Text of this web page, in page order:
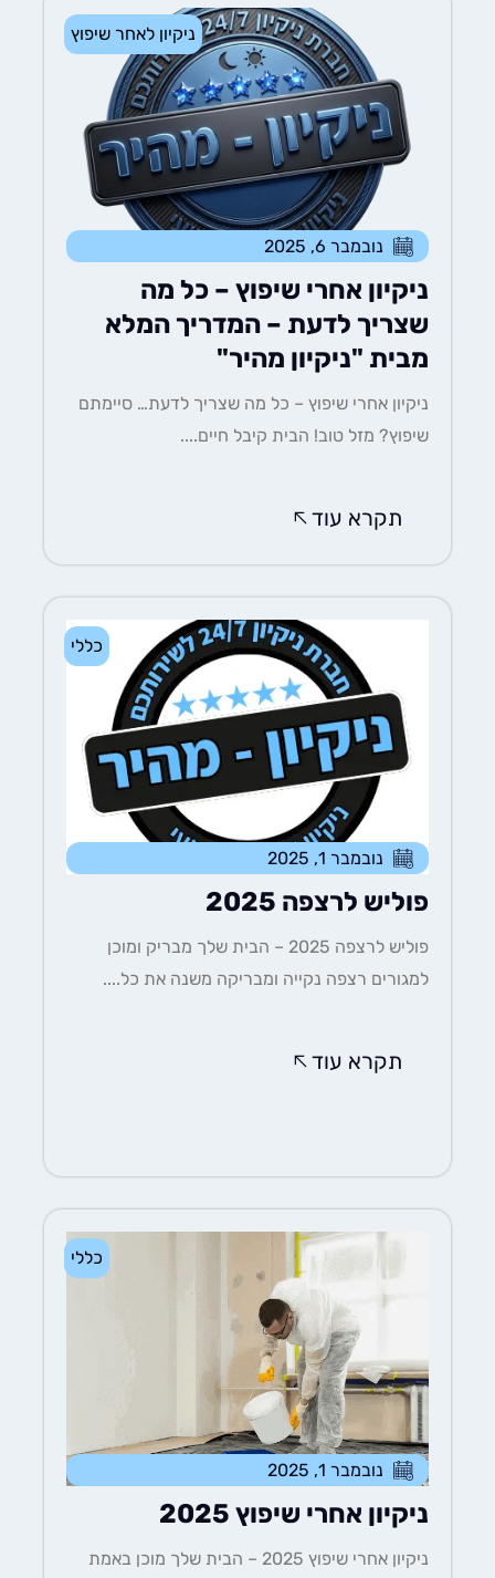
ניקיון לאחר שיפוץ
נובמבר 6, 2025
ניקיון אחרי שיפוץ – כל מה
שצריך לדעת – המדריך המלא
מבית "ניקיון מהיר"
ניקיון אחרי שיפוץ – כל מה שצריך לדעת… סיימתם
שיפוץ? מזל טוב! הבית קיבל חיים....
תקרא עוד
כללי
נובמבר 1, 2025
פוליש לרצפה 2025
פוליש לרצפה 2025 – הבית שלך מבריק ומוכן
למגורים רצפה נקייה ומבריקה משנה את כל....
תקרא עוד
נובמבר 1, 2025
ניקיון אחרי שיפוץ 2025
ניקיון אחרי שיפוץ 2025 – הבית שלך מוכן באמת